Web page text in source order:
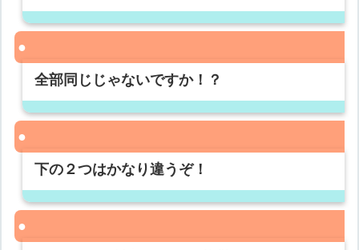
全部同じじゃないですか！？
下の２つはかなり違うぞ！